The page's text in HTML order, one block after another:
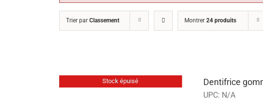
Trier par Classement Montrer 24 produits
Stock épuisé Dentifrice
UPC: N/A